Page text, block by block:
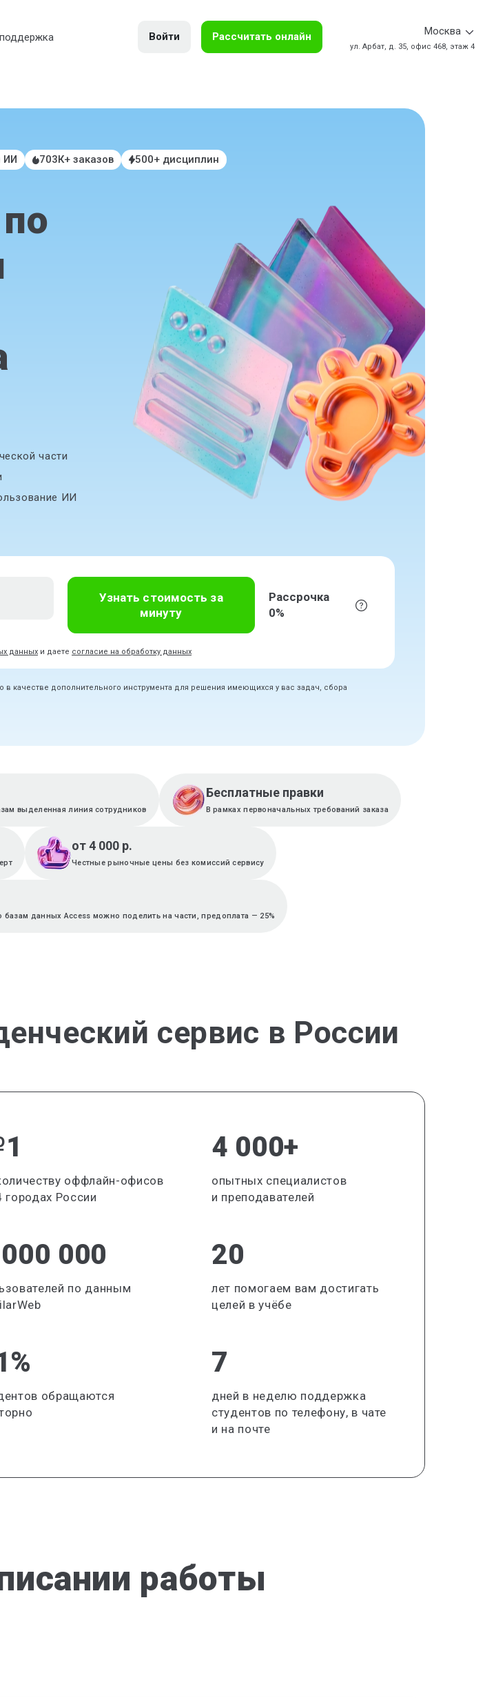
поддержка Войти Рассчитать онлайн Москва
ул. Арбат, д. 35, офис 468, этаж 4
ИИ 703К+ заказов 500+ дисциплин
части
ИИ
Узнать стоимость за
минуту
Рассрочка
0%
данных и даете согласие на обработку данных
в качестве дополнительного инструмента для решения имеющихся у вас задач, сбора
выделенная линия сотрудников
Бесплатные правки
В рамках первоначальных требований заказа
от 4 000 р.
Честные рыночные цены без комиссий сервису
базам данных Access можно поделить на части, предоплата — 25%
сервис в России
оффлайн-офисов
городах России
4 000+
опытных специалистов
и преподавателей
000
по данным
20
лет помогаем вам достигать
целей в учёбе
обращаются
7
дней в неделю поддержка
студентов по телефону, в чате
и на почте
работы